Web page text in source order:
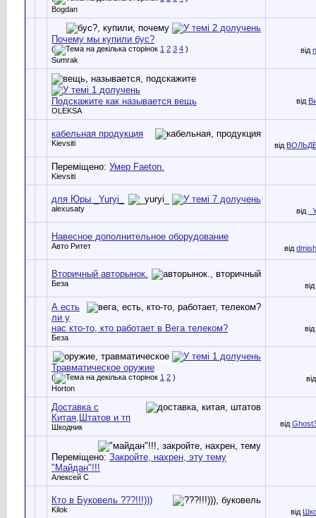
Bogdan
Почему мы купили бус?
( 1 2 3 4 )
Sumrak
від
Подскажите как называется вещь
OLEKSA
від
кабельная продукция
Kievsiti від
Переміщено: Умер Faeton.
Kievsiti
для Юры _Yuryi_
alexusaty від
Навесное дополнительное оборудование
Авто Ритет від
Вторичный авторынок.
Беза від
А есть
ли у
нас кто-то, кто работает в Вега телеком?
Беза
від
Травматическое оружие
( 1 2 )
Horton
Доставка с
Китая,Штатов и тп
Шкодник від
Переміщено: Закройте, нахрен, эту тему
"Майдан"!!!
Алексей С
Кто в Буковель ???!!!)))
Kilok від